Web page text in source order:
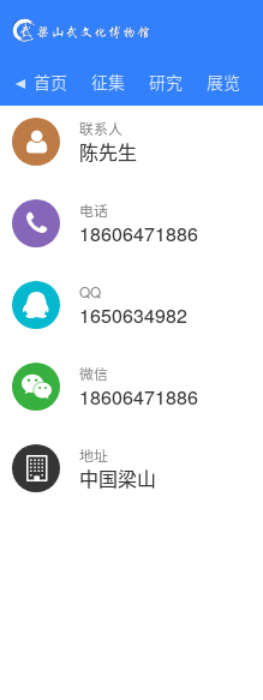
◄ 首页 征集 研究 展览
联系人
陈先生
电话
18606471886
QQ
1650634982
微信
18606471886
地址
中国梁山